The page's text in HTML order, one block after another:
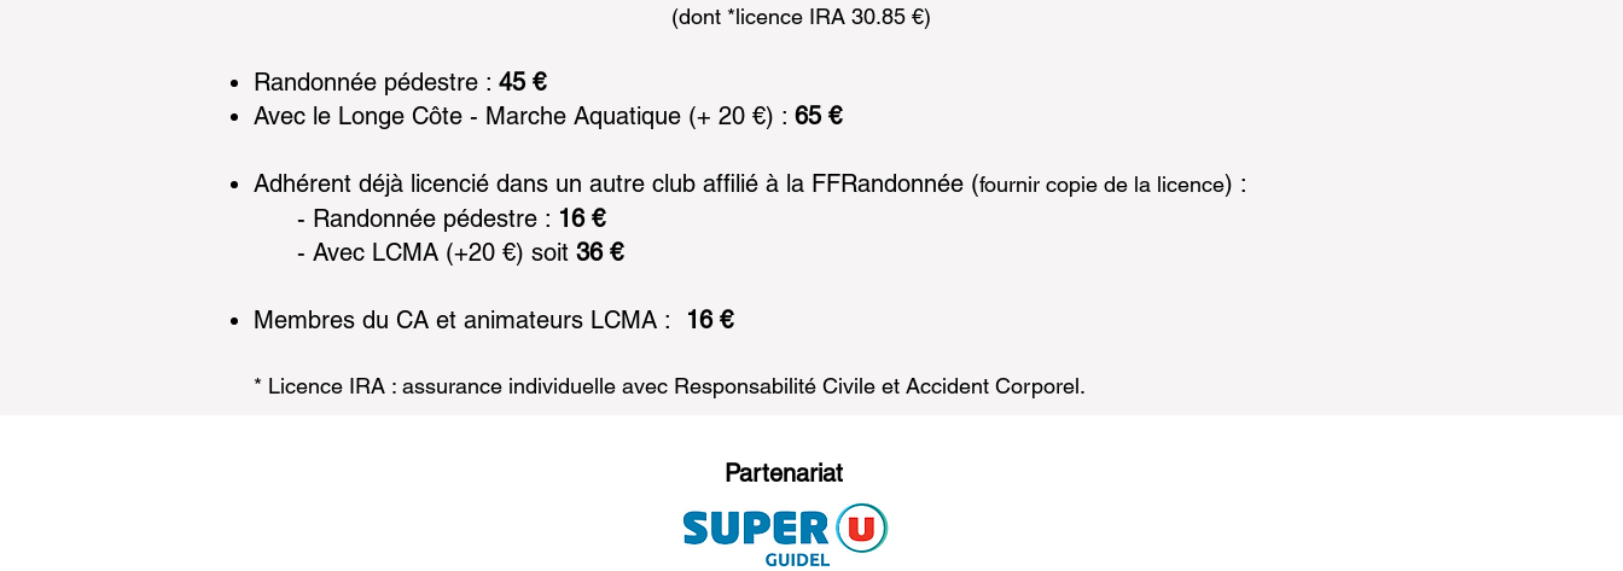
(dont *licence IRA 30.85 €)
Randonnée pédestre : 45 €
Avec le Longe Côte - Marche Aquatique (+ 20 €) : 65 €
Adhérent déjà licencié dans un autre club affilié à la FFRandonnée (fournir copie de la licence) :
- Randonnée pédestre : 16 €
- Avec LCMA (+20 €) soit 36 €
Membres du CA et animateurs LCMA : 16 €
* Licence IRA : assurance individuelle avec Responsabilité Civile et Accident Corporel.
Partenariat